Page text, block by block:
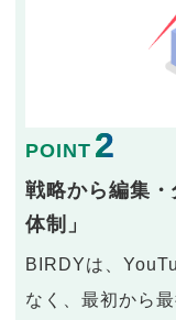
POINT 2
戦略から編集
体制」
BIRDYは、
なく、最初から